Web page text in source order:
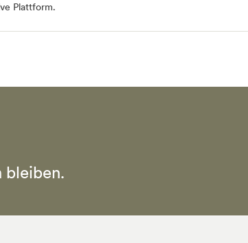
Plattform.
bleiben.